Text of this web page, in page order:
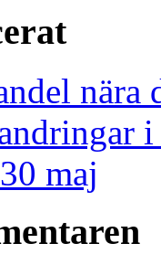
nära
maj